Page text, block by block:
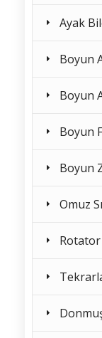
Ayak
Boyun
Boyun
Boyun
Boyun
Omuz
Rotator